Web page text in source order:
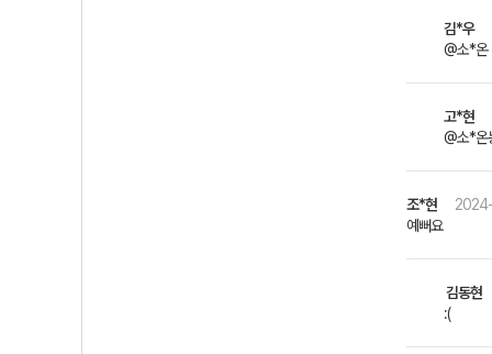
김*우
@소*온
고*현
@소*온
조*현
예뻐요
김동현
:(